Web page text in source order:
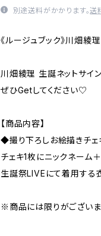
別途送料がかかります。送
《ルージュブック》川畑綾
川畑綾理 生誕ネットサイ
ぜひGetしてください♡
【商品内容】
◆撮り下ろしお絵描きチ
チェキ1枚にニックネーム
生誕祭LIVEにて着用する
※商品には限りがございま